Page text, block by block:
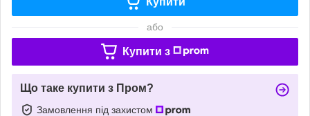
або
Купити з
Що таке купити з Пром?
Замовлення під захистом